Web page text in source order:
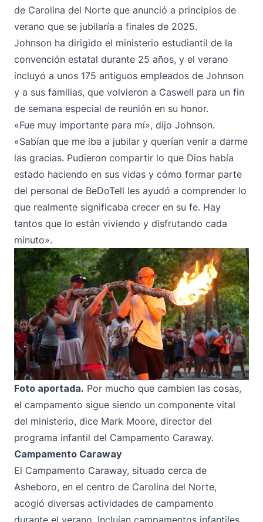
de Carolina del Norte que anunció a principios de
verano que se jubilaría a finales de 2025.
Johnson ha dirigido el ministerio estudiantil de la
convención estatal durante 25 años, y el verano
incluyó a unos 175 antiguos empleados de Johnson
y a sus familias, que volvieron a Caswell para un fin
de semana especial de reunión en su honor.
«Fue muy importante para mí», dijo Johnson.
«Sabían que me iba a jubilar y querían venir a darme
las gracias. Pudieron compartir lo que Dios había
estado haciendo en sus vidas y cómo formar parte
del personal de BeDoTell les ayudó a comprender lo
que realmente significaba crecer en su fe. Hay
tantos que lo están viviendo y disfrutando cada
minuto».
Foto aportada. Por mucho que cambien las cosas,
el campamento sigue siendo un componente vital
del ministerio, dice Mark Moore, director del
programa infantil del Campamento Caraway.
Campamento Caraway
El Campamento Caraway, situado cerca de
Asheboro, en el centro de Carolina del Norte,
acogió diversas actividades de campamento
durante el verano. Incluían campamentos infantiles